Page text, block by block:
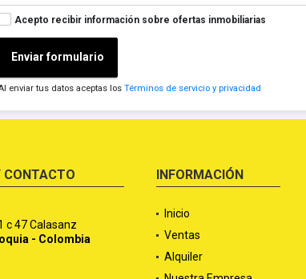
Acepto recibir información sobre ofertas inmobiliarias
Enviar formulario
enviar tus datos aceptas losTérminos de servicio y privacidad
CONTACTO
c 47 Calasanz
- Colombia
INFORMACIÓN
Inicio
Ventas
Alquiler